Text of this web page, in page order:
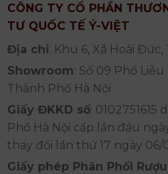
CÔNG TY CỔ PHẦN
TƯ QUỐC TẾ Ý-VIỆT
Địa chỉ: Khu 6, Xã Hoài
Showroom: Số 09 Phố
Thành Phố Hà Nội
Giấy ĐKKD số: 0102751615
Phố Hà Nội cấp lần đầu
thay đổi lần thứ 17 ngày 06/
Giấy phép Phân Phối